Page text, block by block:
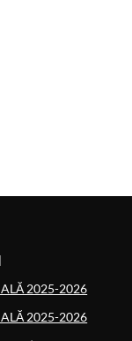
2025-2026
2025-2026